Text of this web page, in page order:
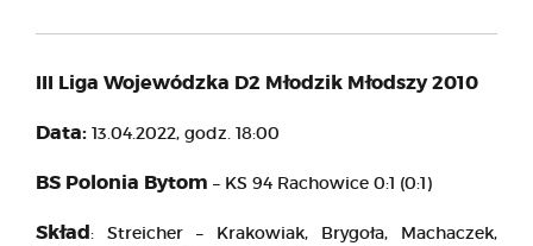
III Liga Wojewódzka D2 Młodzik Młodszy 2010
Data: 13.04.2022, godz. 18:00
BS Polonia Bytom – KS 94 Rachowice 0:1 (0:1)
Skład: Streicher – Krakowiak, Brygoła, Machaczek,